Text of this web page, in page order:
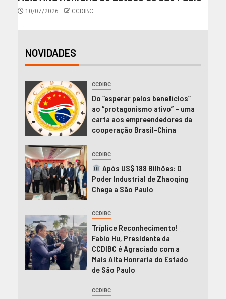
10/07/2026 CCDIBC
NOVIDADES
CCDIBC
Do “esperar pelos benefícios”
ao “protagonismo ativo” – uma
carta aos empreendedores da
cooperação Brasil-China
CCDIBC
Após US$ 188 Bilhões: O
Poder Industrial de Zhaoqing
Chega a São Paulo
CCDIBC
Tríplice Reconhecimento!
Fabio Hu, Presidente da
CCDIBC é Agraciado com a
Mais Alta Honraria do Estado
de São Paulo
CCDIBC